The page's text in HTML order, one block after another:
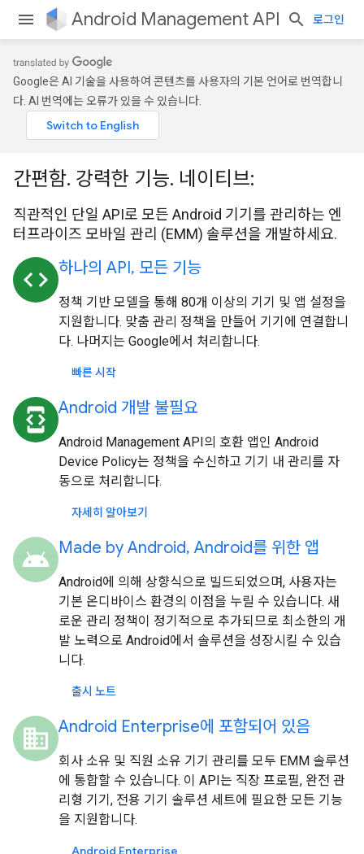
Android Management API 로그인
Google은 AI 기술을 사용하여 콘텐츠를 사용자의 기본 언어로 번역합니
다. AI 번역에는 오류가 있을 수 있습니다.
간편함. 강력한 기능. 네이티브:
직관적인 단일 API로 모든 Android 기기를 관리하는 엔
터프라이즈 모바일 관리 (EMM) 솔루션을 개발하세요.
code 하나의 API, 모든 기능
정책 기반 모델을 통해 80개 이상의 기기 및 앱 설정을
지원합니다. 맞춤 관리 정책을 만들어 기기에 연결합니
다. 나머지는 Google에서 처리합니다.
빠른 시작
developer_mode Android 개발 불필요
Android Management API의 호환 앱인 Android
Device Policy는 정책을 수신하고 기기 내 관리를 자
동으로 처리합니다.
자세히 알아보기
android Made by Android, Android를 위한 앱
Android에 의해 상향식으로 빌드되었으며, 사용자는
기본 온디바이스 환경의 이점을 누릴 수 있습니다. 새
로운 관리 정책이 정기적으로 추가되므로 최소한의 개
발 노력으로 Android에서 솔루션을 성장시킬 수 있습
니다.
출시 노트
domain Android Enterprise에 포함되어 있음
회사 소유 및 직원 소유 기기 관리를 모두 EMM 솔루션
에 통합할 수 있습니다. 이 API는 직장 프로필, 완전 관
리형 기기, 전용 기기 솔루션 세트에 필요한 모든 기능
을 지원합니다.
Android Enterprise